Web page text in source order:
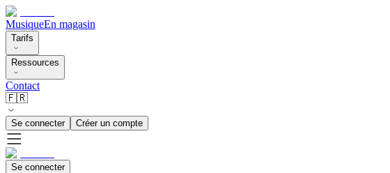
MusiqueEn magasin
Tarifs
Ressources
Contact
🇫🇷
Se connecter Créer un compte
Se connecter